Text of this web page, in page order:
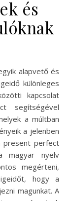
és
különleges
kapcsolat
segítségével
a múltban
a jelenben
present perfect
magyar nyelv
megérteni,
hogy a
magunkat. A